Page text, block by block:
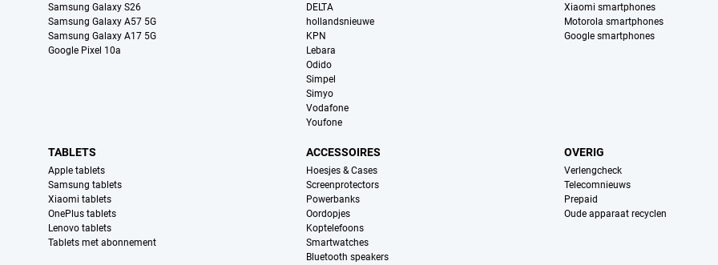
Samsung Galaxy S26
Samsung Galaxy A57 5G
Samsung Galaxy A17 5G
Google Pixel 10a
DELTA
hollandsnieuwe
KPN
Lebara
Odido
Simpel
Simyo
Vodafone
Youfone
Xiaomi smartphones
Motorola smartphones
Google smartphones
TABLETS
Apple tablets
Samsung tablets
Xiaomi tablets
OnePlus tablets
Lenovo tablets
Tablets met abonnement
ACCESSOIRES
Hoesjes & Cases
Screenprotectors
Powerbanks
Oordopjes
Koptelefoons
Smartwatches
Bluetooth speakers
OVERIG
Verlengcheck
Telecomnieuws
Prepaid
Oude apparaat recyclen